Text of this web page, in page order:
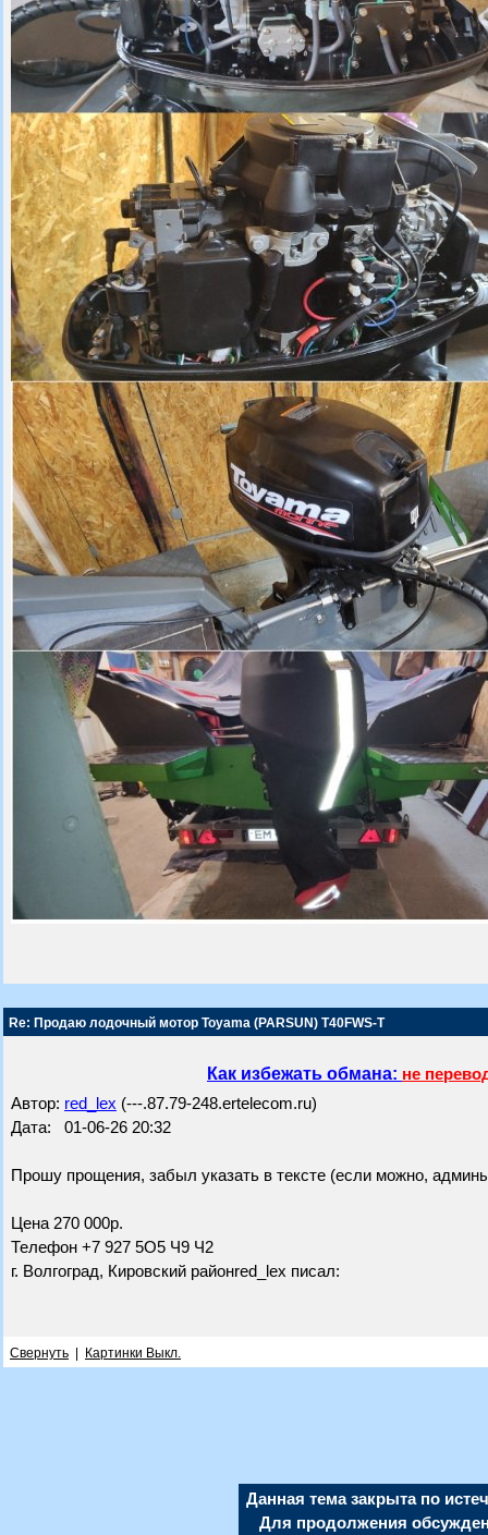
Re: Продаю лодочный мотор Toyama (PARSUN) T40FWS-T
Как избежать обмана: не
Автор: red_lex (---.87.79-248.ertelecom.ru)
Дата: 01-06-26 20:32
Прошу прощения, забыл указать в тексте (если можно,
Цена 270 000р.
Телефон +7 927 5О5 Ч9 Ч2
г. Волгоград, Кировский районred_lex писал:
Свернуть Картинки Выкл.
Данная тема закрыта по
Для продолжения